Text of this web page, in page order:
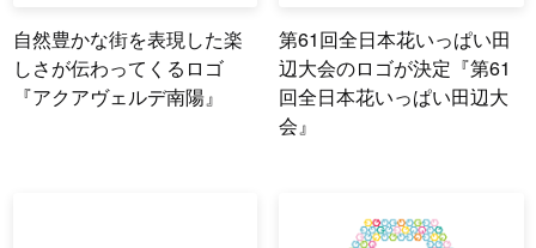
自然豊かな街を表現した楽
しさが伝わってくるロゴ
『アクアヴェルデ南陽』
第61回全日本花いっぱい田
辺大会のロゴが決定『第61
回全日本花いっぱい田辺大
会』